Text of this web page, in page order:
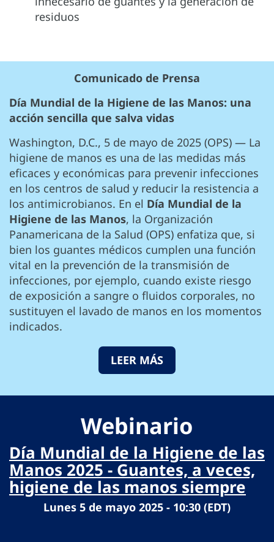
residuos
Comunicado de Prensa
Día Mundial de la Higiene de las Manos: una
acción sencilla que salva vidas
Washington, D.C., 5 de mayo de 2025 (OPS) — La
higiene de manos es una de las medidas más
eficaces y económicas para prevenir infecciones
en los centros de salud y reducir la resistencia a
los antimicrobianos. En el Día Mundial de la
Higiene de las Manos, la Organización
Panamericana de la Salud (OPS) enfatiza que, si
bien los guantes médicos cumplen una función
vital en la prevención de la transmisión de
infecciones, por ejemplo, cuando existe riesgo
de exposición a sangre o fluidos corporales, no
sustituyen el lavado de manos en los momentos
indicados.
LEER MÁS
Webinario
Día Mundial de la Higiene de las
Manos 2025 - Guantes, a veces,
higiene de las manos siempre
Lunes 5 de mayo 2025 - 10:30 (EDT)